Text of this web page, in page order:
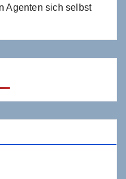
Agenten sich selbst